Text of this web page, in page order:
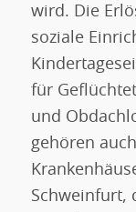
wird. Die
soziale
für
und
gehören
Schweinfurt,